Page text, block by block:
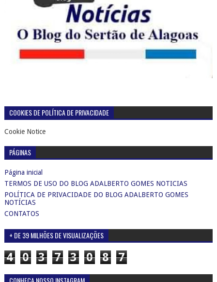
COOKIES DE POLÍTICA DE PRIVACIDADE
Cookie Notice
PÁGINAS
Página inicial
TERMOS DE USO DO BLOG ADALBERTO GOMES NOTICIAS
POLÍTICA DE PRIVACIDADE DO BLOG ADALBERTO GOMES
NOTÍCIAS
CONTATOS
+ DE 39 MILHÕES DE VISUALIZAÇÕES
4 0 3 7 3 0 8 7